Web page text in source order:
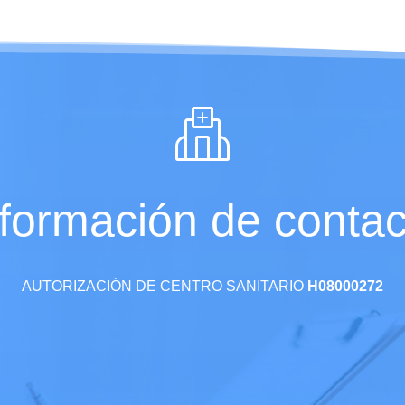
de
AUTORIZACIÓN DE CENTRO SANITARIO H08000272